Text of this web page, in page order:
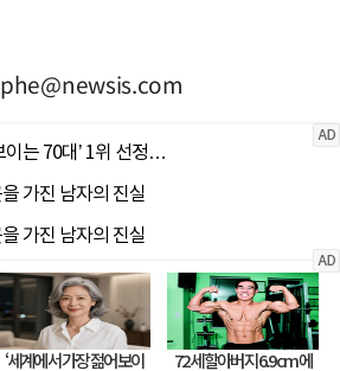
phe@newsis.com